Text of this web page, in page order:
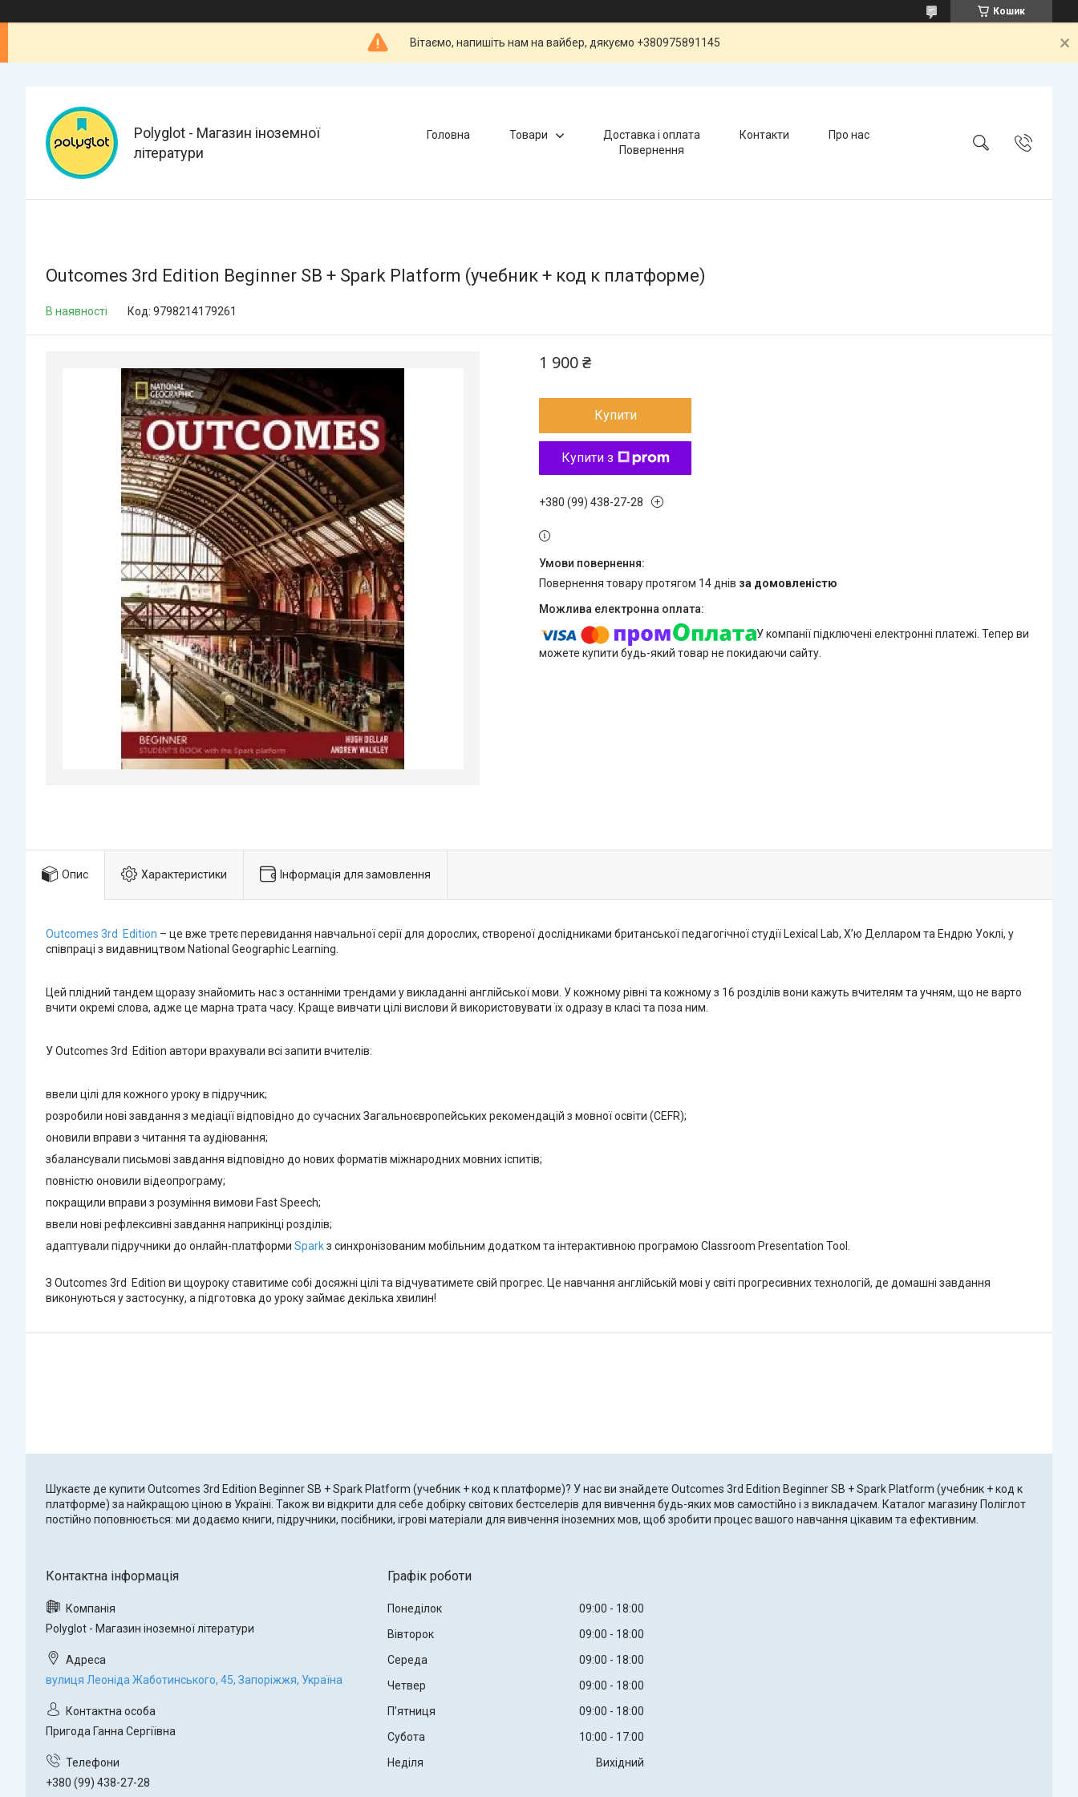
Кошик
Вітаємо, напишіть нам на вайбер, дякуємо +380975891145
Polyglot - Магазин іноземної
літератури
Головна Товари Доставка і оплата Контакти
Про нас
Повернення
Outcomes 3rd Edition Beginner SB + Spark Platform (учебник + код к платформе)
В наявності Код: 9798214179261
1 900 ₴
Купити
Купити з
+380 (99) 438-27-28
повернення товару протягом 14 днів за домовленістю
У компанії підключені електронні платежі. Тепер ви
можете купити будь-який товар не покидаючи сайту.
Опис Характеристики Інформація для замовлення
Outcomes 3rd Edition – це вже третє перевидання навчальної серії для дорослих, створеної дослідниками британської педагогічної студії Lexical Lab, Х’ю Делларом та Ендрю Уоклі, у
співпраці з видавництвом National Geographic Learning.
Цей плідний тандем щоразу знайомить нас з останніми трендами у викладанні англійської мови. У кожному рівні та кожному з 16 розділів вони кажуть вчителям та учням, що не варто
вчити окремі слова, адже це марна трата часу. Краще вивчати цілі вислови й використовувати їх одразу в класі та поза ним.
У Outcomes 3rd Edition автори врахували всі запити вчителів:
ввели цілі для кожного уроку в підручник;
розробили нові завдання з медіації відповідно до сучасних Загальноєвропейських рекомендацій з мовної освіти (CEFR);
оновили вправи з читання та аудіювання;
збалансували письмові завдання відповідно до нових форматів міжнародних мовних іспитів;
повністю оновили відеопрограму;
покращили вправи з розуміння вимови Fast Speech;
ввели нові рефлексивні завдання наприкінці розділів;
адаптували підручники до онлайн-платформи Sparkз синхронізованим мобільним додатком та інтерактивною програмою Classroom Presentation Tool.
З Outcomes 3rd Edition ви щоуроку ставитиме собі досяжні цілі та відчуватимете свій прогрес. Це навчання англійській мові у світі прогресивних технологій, де домашні завдання
виконуються у застосунку, а підготовка до уроку займає декілька хвилин!
Шукаєте де купити Outcomes 3rd Edition Beginner SB + Spark Platform (учебник + код к платформе)? У нас ви знайдете Outcomes 3rd Edition Beginner SB + Spark Platform (учебник + код к
платформе) за найкращою ціною в Україні. Також ви відкрити для себе добірку світових бестселерів для вивчення будь-яких мов самостійно і з викладачем. Каталог магазину Поліглот
постійно поповнюється: ми додаємо книги, підручники, посібники, ігрові матеріали для вивчення іноземних мов, щоб зробити процес вашого навчання цікавим та ефективним.
Polyglot - Магазин іноземної літератури
вулиця Леоніда Жаботинського, 45, Запоріжжя, Україна
Пригода Ганна Сергіївна
+380 (99) 438-27-28
Графік роботи
Понеділок 09:00
18:00
Вівторок
09:00
18:00
Середа
09:00
18:00
Четвер
09:00
18:00
Пʼятниця
09:00
18:00
Субота
10:00
17:00
Неділя
Вихідний